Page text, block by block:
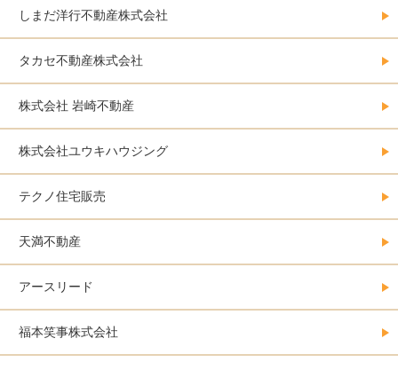
しまだ洋行不動産株式会社
タカセ不動産株式会社
株式会社 岩崎不動産
株式会社ユウキハウジング
テクノ住宅販売
天満不動産
アースリード
福本笑事株式会社